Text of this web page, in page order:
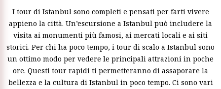
I tour di Istanbul sono completi e pensati per farti vivere
appieno la città. Un’escursione a Istanbul può includere la
visita ai monumenti più famosi, ai mercati locali e ai siti
storici. Per chi ha poco tempo, i tour di scalo a Istanbul sono
un ottimo modo per vedere le principali attrazioni in poche
ore. Questi tour rapidi ti permetteranno di assaporare la
bellezza e la cultura di Istanbul in poco tempo. Ci sono vari